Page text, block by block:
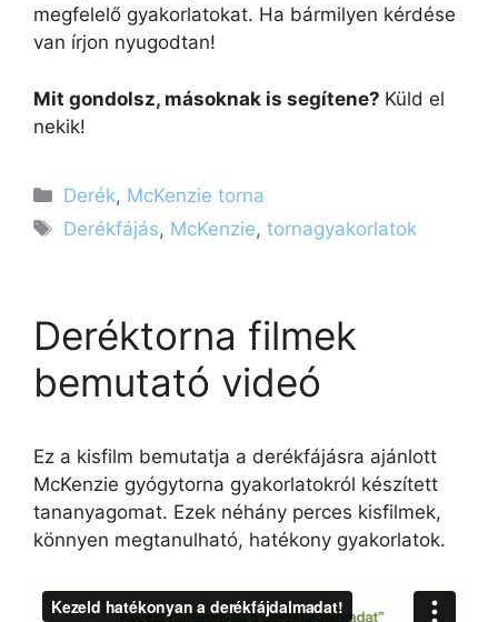
megfelelő gyakorlatokat. Ha bármilyen kérdése
van írjon nyugodtan!
Mit gondolsz, másoknak is segítene? Küld el
nekik!
Kategória
Derék, McKenzie torna
Címkék
Derékfájás, McKenzie,tornagyakorlatok
Deréktorna filmek
bemutató videó
Ez a kisfilm bemutatja a derékfájásra ajánlott
McKenzie gyógytorna gyakorlatokról készített
tananyagomat. Ezek néhány perces kisfilmek,
könnyen megtanulható, hatékony gyakorlatok.